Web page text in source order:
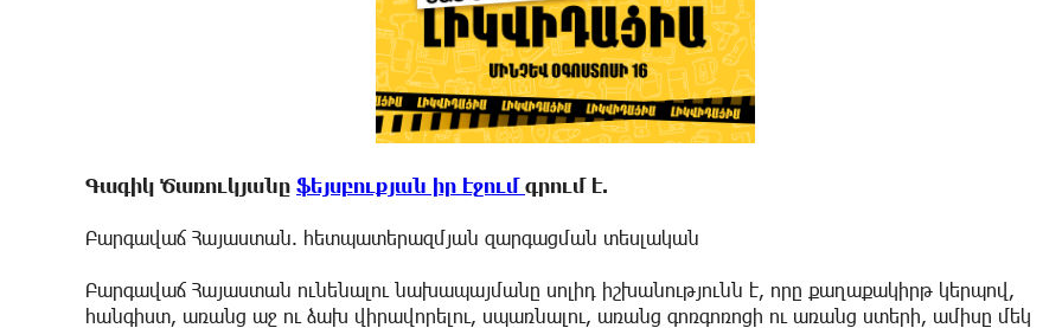
Գագիկ Ծառուկյանը ֆեյսբուքյան իր էջում գրում է.
Բարգավաճ Հայաստան. հետպատերազմյան զարգացման տեսլական
Բարգավաճ Հայաստան ունենալու նախապայմանը սոլիդ իշխանությունն է, որը քաղաքակիրթ կերպով,
հանգիստ, առանց աջ ու ձախ վիրավորելու, սպառնալու, առանց գոռգոռոցի ու առանց ստերի, ամիսը մեկ